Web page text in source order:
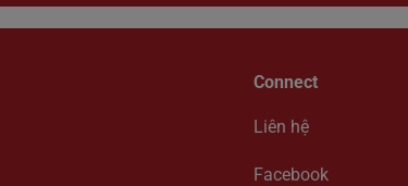
Connect
Liên hệ
Facebook